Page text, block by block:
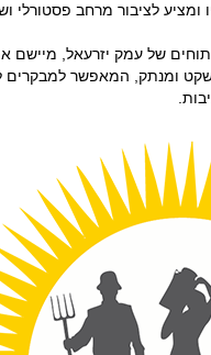
לציבור מרחב פסטורלי
של עמק יזרעאל, מיישם
שקט ומנתק, המאפשר